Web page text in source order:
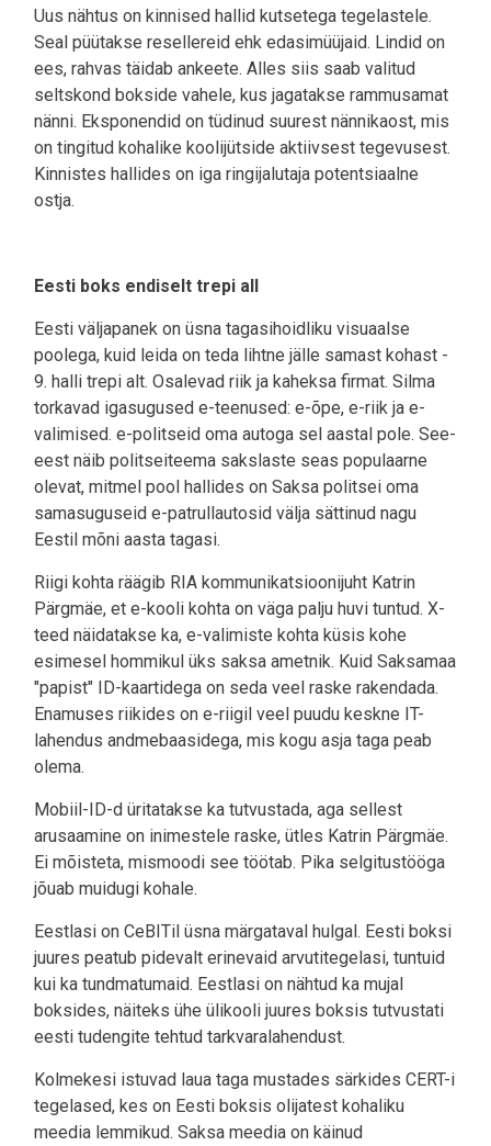
Uus nähtus on kinnised hallid kutsetega tegelastele.
Seal püütakse resellereid ehk edasimüüjaid. Lindid on
ees, rahvas täidab ankeete. Alles siis saab valitud
seltskond bokside vahele, kus jagatakse rammusamat
nänni. Eksponendid on tüdinud suurest nännikaost, mis
on tingitud kohalike koolijütside aktiivsest tegevusest.
Kinnistes hallides on iga ringijalutaja potentsiaalne
ostja.
Eesti boks endiselt trepi all
Eesti väljapanek on üsna tagasihoidliku visuaalse
poolega, kuid leida on teda lihtne jälle samast kohast -
9. halli trepi alt. Osalevad riik ja kaheksa firmat. Silma
torkavad igasugused e-teenused: e-õpe, e-riik ja e-
valimised. e-politseid oma autoga sel aastal pole. See-
eest näib politseiteema sakslaste seas populaarne
olevat, mitmel pool hallides on Saksa politsei oma
samasuguseid e-patrullautosid välja sättinud nagu
Eestil mõni aasta tagasi.
Riigi kohta räägib RIA kommunikatsioonijuht Katrin
Pärgmäe, et e-kooli kohta on väga palju huvi tuntud. X-
teed näidatakse ka, e-valimiste kohta küsis kohe
esimesel hommikul üks saksa ametnik. Kuid Saksamaa
"papist" ID-kaartidega on seda veel raske rakendada.
Enamuses riikides on e-riigil veel puudu keskne IT-
lahendus andmebaasidega, mis kogu asja taga peab
olema.
Mobiil-ID-d üritatakse ka tutvustada, aga sellest
arusaamine on inimestele raske, ütles Katrin Pärgmäe.
Ei mõisteta, mismoodi see töötab. Pika selgitustööga
jõuab muidugi kohale.
Eestlasi on CeBITil üsna märgataval hulgal. Eesti boksi
juures peatub pidevalt erinevaid arvutitegelasi, tuntuid
kui ka tundmatumaid. Eestlasi on nähtud ka mujal
boksides, näiteks ühe ülikooli juures boksis tutvustati
eesti tudengite tehtud tarkvaralahendust.
Kolmekesi istuvad laua taga mustades särkides CERT-i
tegelased, kes on Eesti boksis olijatest kohaliku
meedia lemmikud. Saksa meedia on käinud